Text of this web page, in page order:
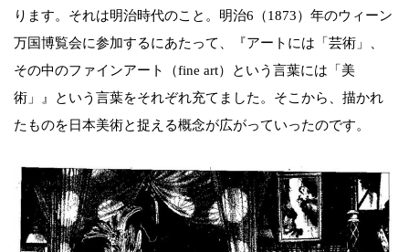
ります。それは明治時代のこと。明治6（1873）年のウィーン
万国博覧会に参加するにあたって、『アートには「芸術」、
その中のファインアート（fine art）という言葉には「美
術」』という言葉をそれぞれ充てました。そこから、描かれ
たものを日本美術と捉える概念が広がっていったのです。